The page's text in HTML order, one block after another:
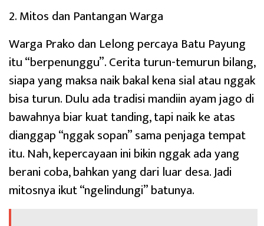
2. Mitos dan Pantangan Warga
Warga Prako dan Lelong percaya Batu Payung
itu “berpenunggu”. Cerita turun-temurun bilang,
siapa yang maksa naik bakal kena sial atau nggak
bisa turun. Dulu ada tradisi mandiin ayam jago di
bawahnya biar kuat tanding, tapi naik ke atas
dianggap “nggak sopan” sama penjaga tempat
itu. Nah, kepercayaan ini bikin nggak ada yang
berani coba, bahkan yang dari luar desa. Jadi
mitosnya ikut “ngelindungi” batunya.